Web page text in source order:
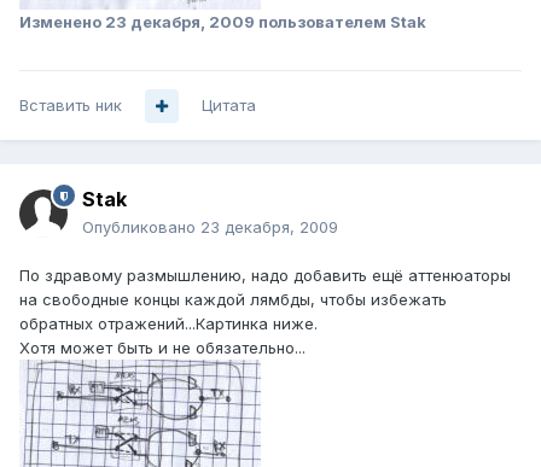
Изменено 23 декабря, 2009 пользователем Stak
Вставить ник Цитата
Stak
Опубликовано 23 декабря, 2009
По здравому размышлению, надо добавить ещё аттенюаторы
на свободные концы каждой лямбды, чтобы избежать
обратных отражений...Картинка ниже.
Хотя может быть и не обязательно...